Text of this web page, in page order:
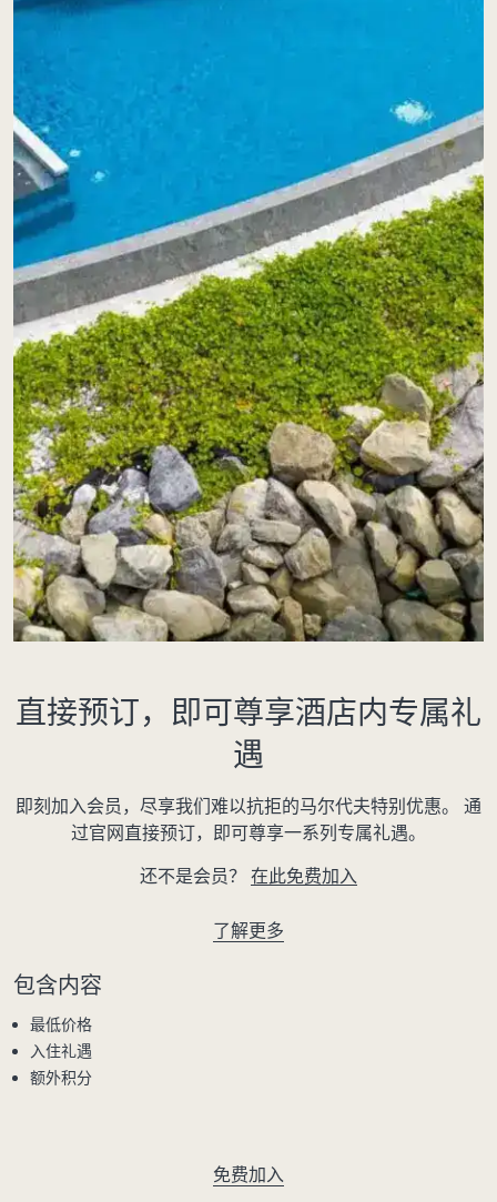
直接预订，即可尊享酒店内专属礼
遇
即刻加入会员，尽享我们难以抗拒的马尔代夫特别优惠。 通
过官网直接预订，即可尊享一系列专属礼遇。
还不是会员？ 在此免费加入
了解更多
包含内容
最低价格
入住礼遇
额外积分
免费加入